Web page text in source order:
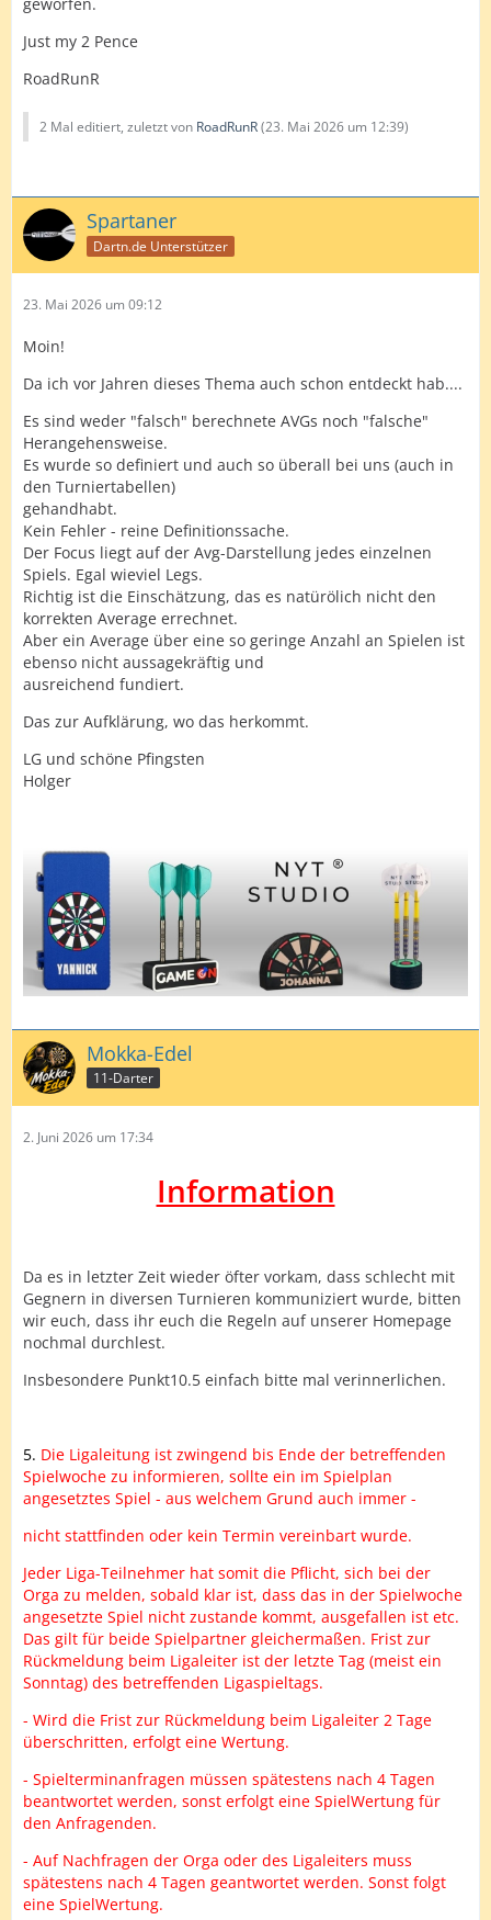
geworfen.
Just my 2 Pence
RoadRunR
2 Mal editiert, zuletzt von RoadRunR(23. Mai 2026 um 12:39)
Spartaner
Dartn.de Unterstützer
23. Mai 2026 um 09:12
Moin!
Da ich vor Jahren dieses Thema auch schon entdeckt hab....
Es sind weder "falsch" berechnete AVGs noch "falsche"
Herangehensweise.
Es wurde so definiert und auch so überall bei uns (auch in
den Turniertabellen)
gehandhabt.
Kein Fehler - reine Definitionssache.
Der Focus liegt auf der Avg-Darstellung jedes einzelnen
Spiels. Egal wieviel Legs.
Richtig ist die Einschätzung, das es natürölich nicht den
korrekten Average errechnet.
Aber ein Average über eine so geringe Anzahl an Spielen ist
ebenso nicht aussagekräftig und
ausreichend fundiert.
Das zur Aufklärung, wo das herkommt.
LG und schöne Pfingsten
Holger
Mokka-Edel
11-Darter
2. Juni 2026 um 17:34
Information
Da es in letzter Zeit wieder öfter vorkam, dass schlecht mit
Gegnern in diversen Turnieren kommuniziert wurde, bitten
wir euch, dass ihr euch die Regeln auf unserer Homepage
nochmal durchlest.
Insbesondere Punkt10.5 einfach bitte mal verinnerlichen.
5. Die Ligaleitung ist zwingend bis Ende der betreffenden
Spielwoche zu informieren, sollte ein im Spielplan
angesetztes Spiel - aus welchem Grund auch immer -
nicht stattfinden oder kein Termin vereinbart wurde.
Jeder Liga-Teilnehmer hat somit die Pflicht, sich bei der
Orga zu melden, sobald klar ist, dass das in der Spielwoche
angesetzte Spiel nicht zustande kommt, ausgefallen ist etc.
Das gilt für beide Spielpartner gleichermaßen. Frist zur
Rückmeldung beim Ligaleiter ist der letzte Tag (meist ein
Sonntag) des betreffenden Ligaspieltags.
- Wird die Frist zur Rückmeldung beim Ligaleiter 2 Tage
überschritten, erfolgt eine Wertung.
- Spielterminanfragen müssen spätestens nach 4 Tagen
beantwortet werden, sonst erfolgt eine SpielWertung für
den Anfragenden.
- Auf Nachfragen der Orga oder des Ligaleiters muss
spätestens nach 4 Tagen geantwortet werden. Sonst folgt
eine SpielWertung.